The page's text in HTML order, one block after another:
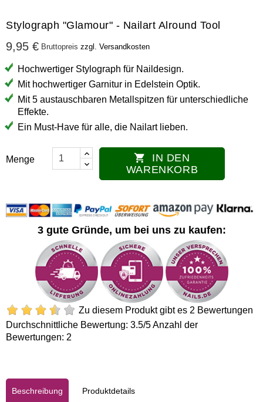
Stylograph "Glamour" - Nailart Alround Tool
9,95 € Bruttopreis zzgl. Versandkosten
Hochwertiger Stylograph für Naildesign.
Mit hochwertiger Garnitur in Edelstein Optik.
Mit 5 austauschbaren Metallspitzen für unterschiedliche
Effekte.
Ein Must-Have für alle, die Nailart lieben.
Menge 
WARENKORB
3 gute Gründe, um bei uns zu kaufen:
Zu diesem Produkt gibt es 2 Bewertungen
Durchschnittliche Bewertung: 3.5/5 Anzahl der
Bewertungen: 2
Beschreibung Produktdetails